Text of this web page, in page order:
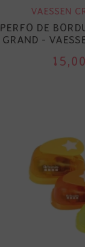
VAESSEN
PERFO DE
GRAND -